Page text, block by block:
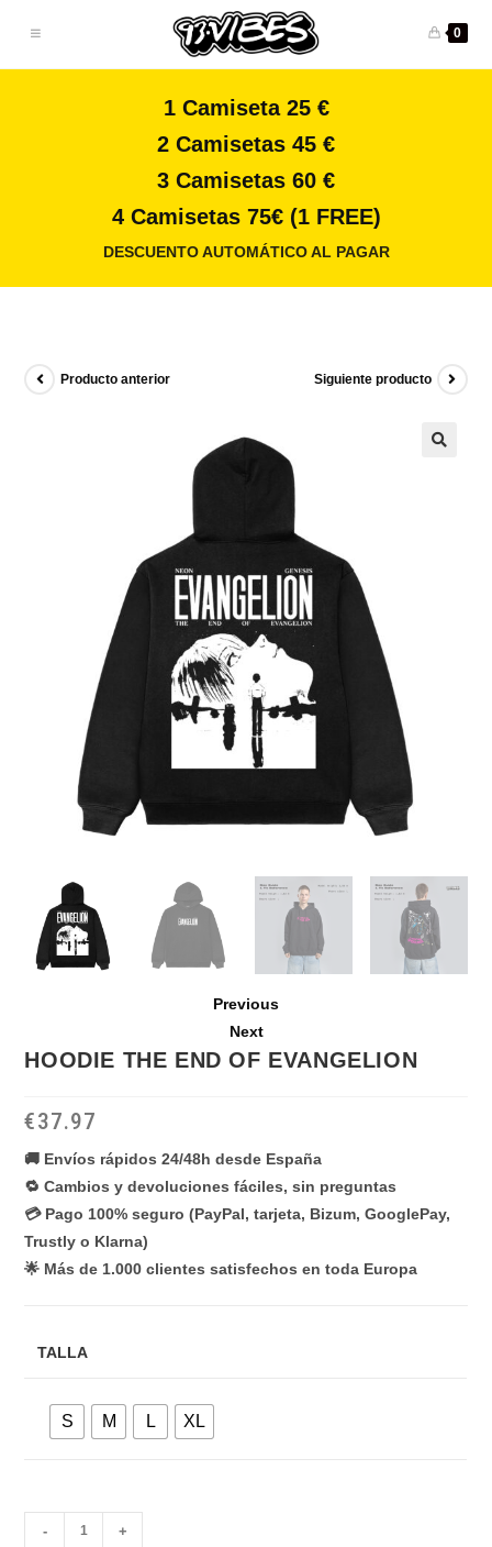
0
1 Camiseta 25 €
2 Camisetas 45 €
3 Camisetas 60 €
4 Camisetas 75€ (1 FREE)
DESCUENTO AUTOMÁTICO AL PAGAR
Producto anterior Siguiente producto
Previous
Next
HOODIE THE END OF EVANGELION
€37.97
🚚 Envíos rápidos 24/48h desde España
🔁 Cambios y devoluciones fáciles, sin preguntas
💳 Pago 100% seguro (PayPal, tarjeta, Bizum, GooglePay,
Trustly o Klarna)
🌟 Más de 1.000 clientes satisfechos en toda Europa
TALLA
S M L XL
- +